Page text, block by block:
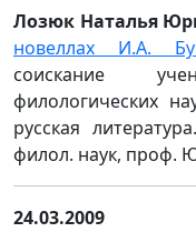
Лозюк Наталья
новеллах И.А.
соискание
филологических
русская
филол. наук, проф.
24.03.2009